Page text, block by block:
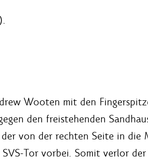
Wooten mit den
den freistehenden
von der rechten Seite in
Tor vorbei. Somit verlor